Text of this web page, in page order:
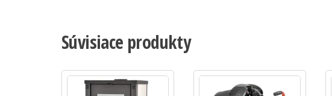
Súvisiace produkty